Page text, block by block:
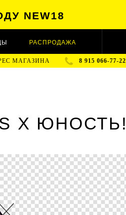
NEW18
МАГАЗИНА 8 915 066-77-22
РАСПРОДАЖА
X ЮНОСТЬ!